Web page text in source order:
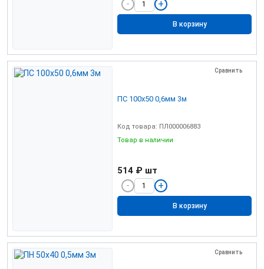
В корзину
Сравнить
ПС 100х50 0,6мм 3м
Код товара: ПЛ000006883
Товар в наличии
514 ₽ шт
В корзину
Сравнить